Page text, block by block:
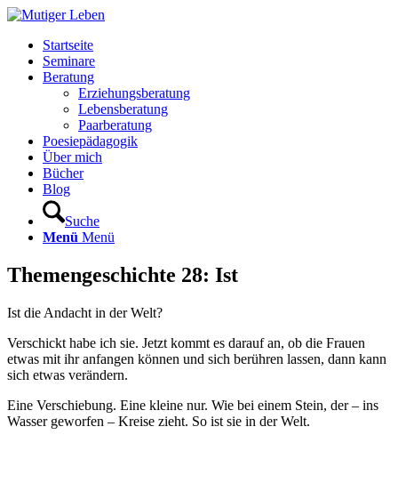
Startseite
Seminare
Beratung
Erziehungsberatung
Lebensberatung
Paarberatung
Poesiepädagogik
Über mich
Bücher
Blog
Suche
Menü Menü
Themengeschichte 28: Ist
Ist die Andacht in der Welt?
Verschickt habe ich sie. Jetzt kommt es darauf an, ob die Frauen
etwas mit ihr anfangen können und sich berühren lassen, dann kann
sich etwas verändern.
Eine Verschiebung. Eine kleine nur. Wie bei einem Stein, der – ins
Wasser geworfen – Kreise zieht. So ist sie in der Welt.